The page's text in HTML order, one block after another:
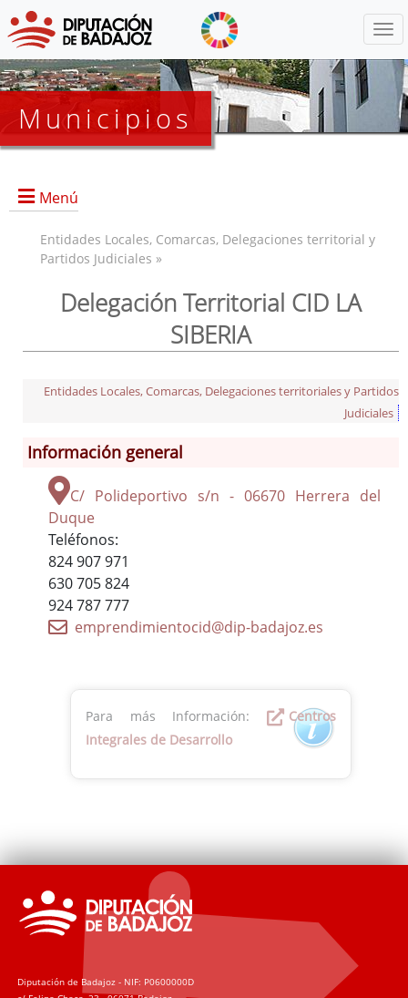
Municipios
Menú
Baterno
Esparragosa de Lares
Helechosa de los Montes
Herrera del Duque
Puebla de Alcocer
Risco
Sancti-Spíritus
Siruela
Talarrubias
Tamurejo
Villarta de los Montes
Entidades Locales, Comarcas, Delegaciones territorial y
Partidos Judiciales »
Delegación Territorial CID LA
SIBERIA
Entidades Locales, Comarcas, Delegaciones territoriales y Partidos
Judiciales
Información general
C/ Polideportivo s/n - 06670 Herrera del
Duque
Teléfonos:
824 907 971
630 705 824
924 787 777
emprendimientocid@dip-badajoz.es
Para más Información:
Centros
Integrales de Desarrollo
Diputación de Badajoz - NIF: P0600000D